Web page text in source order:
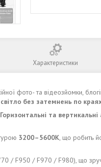
Характеристики
фото- та відеозйомки,
без затемнень по
Горизонтальні та
3200–5600K, що робить
/ F950 / F970 / F980), що